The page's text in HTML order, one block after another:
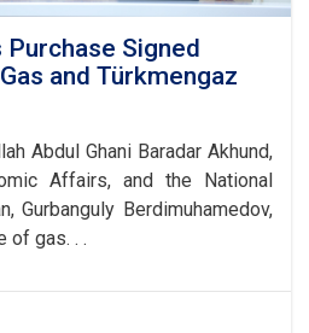
Purchase Signed
and Türkmengaz
Abdul Ghani Baradar Akhund,
Affairs, and the National
Gurbanguly Berdimuhamedov,
of gas. . .